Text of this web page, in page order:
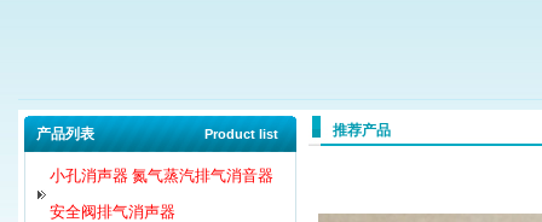
Product list
产品列表
小孔消声器 氮气蒸汽排气消音器
安全阀排气消声器
推荐产品